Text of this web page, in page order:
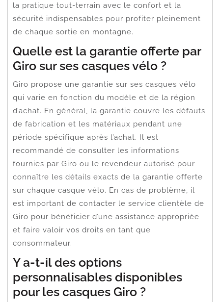
la pratique tout-terrain avec le confort et la
sécurité indispensables pour profiter pleinement
de chaque sortie en montagne.
Quelle est la garantie offerte par
Giro sur ses casques vélo ?
Giro propose une garantie sur ses casques vélo
qui varie en fonction du modèle et de la région
d’achat. En général, la garantie couvre les défauts
de fabrication et les matériaux pendant une
période spécifique après l’achat. Il est
recommandé de consulter les informations
fournies par Giro ou le revendeur autorisé pour
connaître les détails exacts de la garantie offerte
sur chaque casque vélo. En cas de problème, il
est important de contacter le service clientèle de
Giro pour bénéficier d’une assistance appropriée
et faire valoir vos droits en tant que
consommateur.
Y a-t-il des options
personnalisables disponibles
pour les casques Giro ?